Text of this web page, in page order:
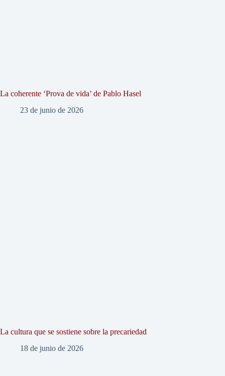
La coherente ‘Prova de vida’ de Pablo Hasel
23 de junio de 2026
La cultura que se sostiene sobre la precariedad
18 de junio de 2026